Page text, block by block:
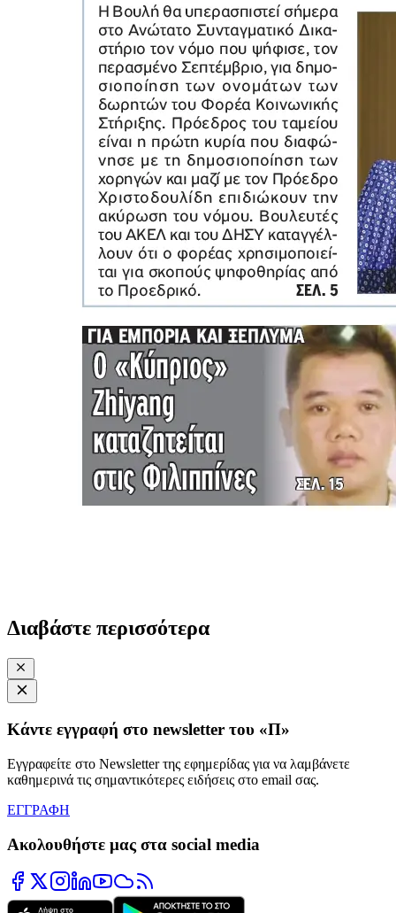
Διαβάστε περισσότερα
Κάντε εγγραφή στο newsletter του «Π»
Εγγραφείτε στο Newsletter της εφημερίδας για να λαμβάνετε
καθημερινά τις σημαντικότερες ειδήσεις στο email σας.
ΕΓΓΡΑΦΗ
Ακολουθήστε μας στα social media